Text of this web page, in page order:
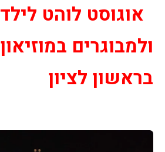
אוגוסט לוהט
ולמבוגרים
בראשון לציון